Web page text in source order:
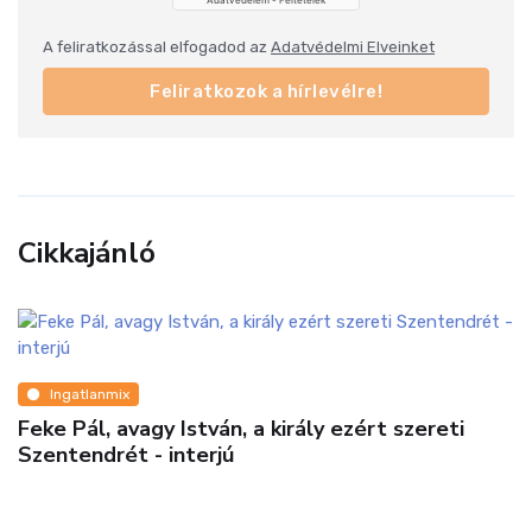
A feliratkozással elfogadod az Adatvédelmi Elveinket
Feliratkozok a hírlevélre!
Cikkajánló
Virágzó a VIII. kerületi lakópark kínálat!